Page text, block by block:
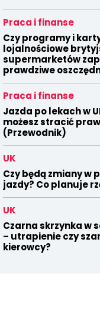
Praca i finanse
Czy programy i
lojalnościowe
supermarketów
prawdziwe
Praca i finanse
Jazda po lekach w
możesz stracić
(Przewodnik)
UK
Czy będą zmiany w
jazdy? Co planuje
UK
Czarna skrzynka w
– utrapienie czy
kierowcy?